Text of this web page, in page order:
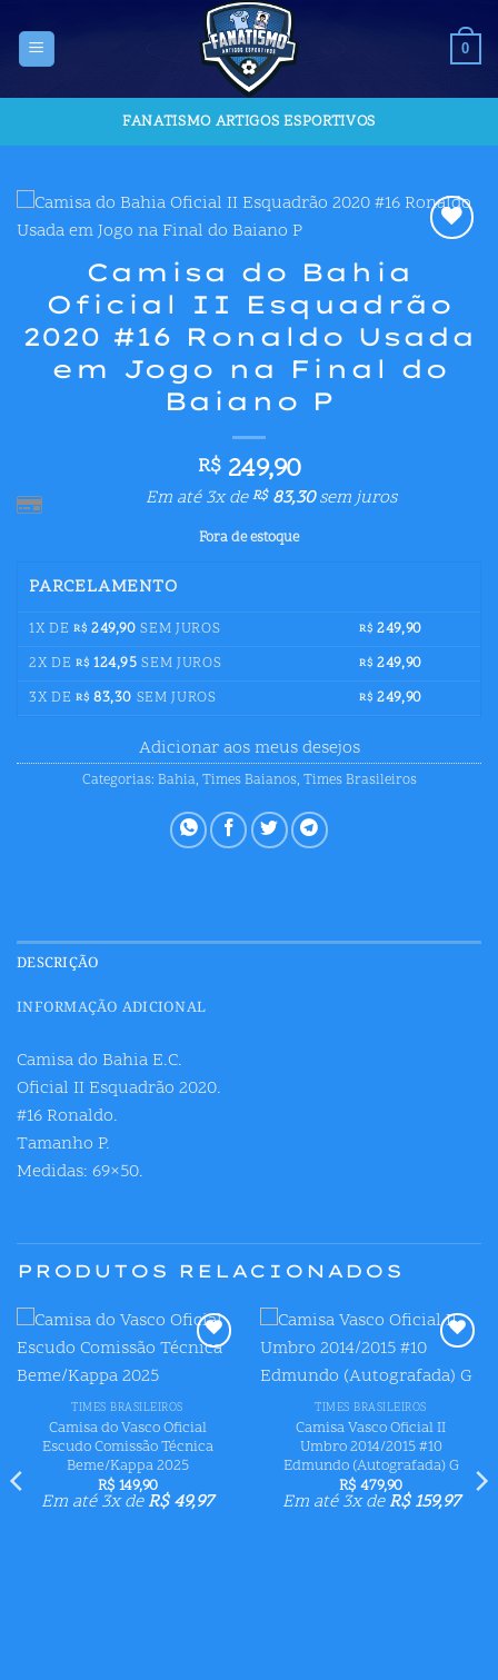
content
0
FANATISMO ARTIGOS ESPORTIVOS
aos meus
desejos
Camisa do Bahia
Oficial II Esquadrão
2020 #16 Ronaldo Usada
em Jogo na Final do
Baiano P
R$249,90
Em até 3x deR$83,30sem juros
Fora de estoque
PARCELAMENTO
1X DE R$ 249,90 SEM JUROS R$ 249,90
2X DE R$ 124,95 SEM JUROS R$ 249,90
3X DE R$ 83,30 SEM JUROS R$ 249,90
Adicionar aos meus desejos
Categorias: Bahia, Times Baianos, Times Brasileiros
DESCRIÇÃO
INFORMAÇÃO ADICIONAL
Camisa do Bahia E.C.
Oficial II Esquadrão 2020.
#16 Ronaldo.
Tamanho P.
Medidas: 69×50.
PRODUTOS RELACIONADOS
TIMES BRASILEIROS
Camisa do Vasco Oficial
Escudo Comissão Técnica
Beme/Kappa 2025
R$ 149,90
Em até 3x deR$49,97
aos meus
TIMES BRASILEIROS
Camisa Vasco Oficial II
Umbro 2014/2015 #10
Edmundo (Autografada) G
R$ 479,90
Em até 3x deR$159,97